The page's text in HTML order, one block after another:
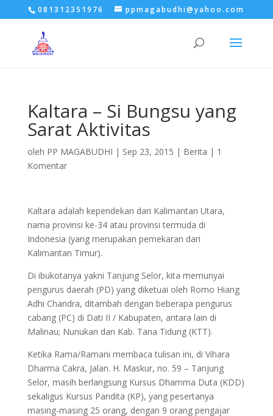
081312351976 ppmagabudhi@yahoo.com
Kaltara – Si Bungsu yang
Sarat Aktivitas
oleh PP MAGABUDHI | Sep 23, 2015 | Berita | 1
Komentar
Kaltara adalah kependekan dari Kalimantan Utara,
nama provinsi ke-34 atau provinsi termuda di
Indonesia (yang merupakan pemekaran dari
Kalimantan Timur).
Di ibukotanya yakni Tanjung Selor, kita memunyai
pengurus daerah (PD) yang diketuai oleh Romo Hiang
Adhi Chandra, ditambah dengan beberapa pengurus
cabang (PC) di Dati II / Kabupaten, antara lain di
Malinau; Nunukan dan Kab. Tana Tidung (KTT).
Ketika Rama/Ramani membaca tulisan ini, di Vihara
Dharma Cakra, Jalan. H. Maskur, no. 59 – Tanjung
Selor, masih berlangsung Kursus Dhamma Duta (KDD)
sekaligus Kursus Pandita (KP), yang pesertanya
masing-masing 25 orang, dengan 9 orang pengajar